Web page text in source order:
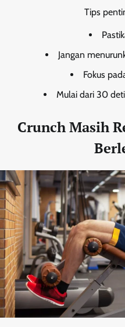
Tips
Jangan
Fokus
Mulai dari 30
Crunch Masih